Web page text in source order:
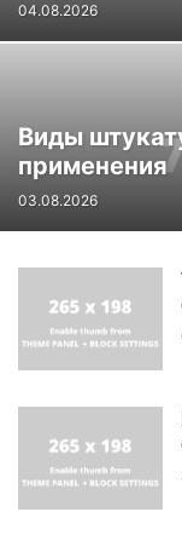
04.08.2026
Виды
применения
03.08.2026